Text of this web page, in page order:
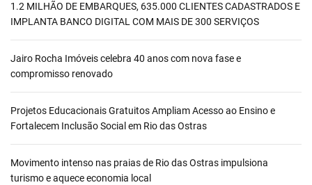
1.2 MILHÃO DE EMBARQUES, 635.000 CLIENTES CADASTRADOS E
IMPLANTA BANCO DIGITAL COM MAIS DE 300 SERVIÇOS
Jairo Rocha Imóveis celebra 40 anos com nova fase e
compromisso renovado
Projetos Educacionais Gratuitos Ampliam Acesso ao Ensino e
Fortalecem Inclusão Social em Rio das Ostras
Movimento intenso nas praias de Rio das Ostras impulsiona
turismo e aquece economia local